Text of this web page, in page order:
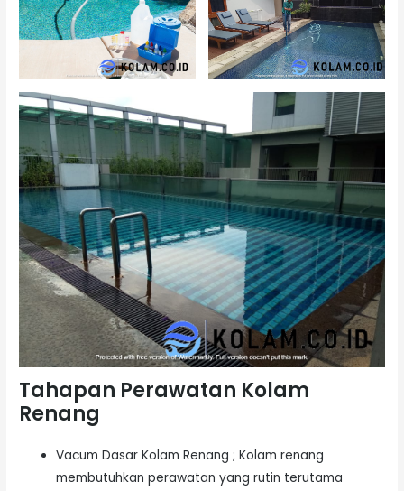
Tahapan Perawatan Kolam
Renang
Vacum Dasar Kolam Renang ; Kolam renang
membutuhkan perawatan yang rutin terutama